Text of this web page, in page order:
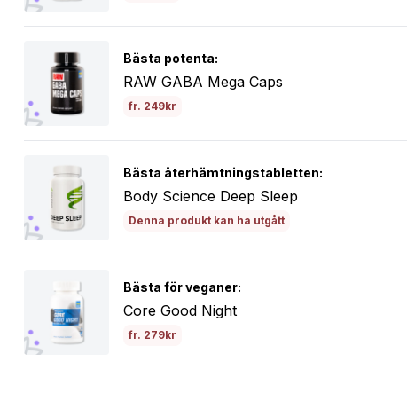
Bästa potenta:
RAW GABA Mega Caps
fr. 249kr
Bästa återhämtningstabletten:
Body Science Deep Sleep
Denna produkt kan ha utgått
Bästa för veganer:
Core Good Night
fr. 279kr